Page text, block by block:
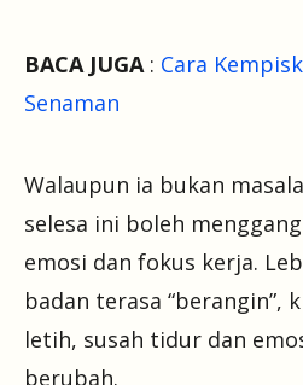
BACA JUGA: Cara
Senaman
Walaupun ia bukan
selesa ini boleh
emosi dan fokus kerja.
badan terasa “berangin”,
letih, susah tidur dan
berubah.